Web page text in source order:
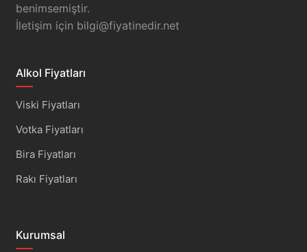
benimsemiştir.
İletişim için bilgi@fiyatinedir.net
Alkol Fiyatları
Viski Fiyatları
Votka Fiyatları
Bira Fiyatları
Rakı Fiyatları
Kurumsal